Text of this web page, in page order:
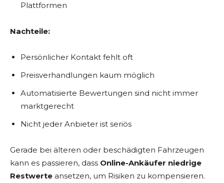
Plattformen
Nachteile:
Persönlicher Kontakt fehlt oft
Preisverhandlungen kaum möglich
Automatisierte Bewertungen sind nicht immer
marktgerecht
Nicht jeder Anbieter ist seriös
Gerade bei älteren oder beschädigten Fahrzeugen
kann es passieren, dass Online-Ankäufer niedrige
Restwerte ansetzen, um Risiken zu kompensieren.